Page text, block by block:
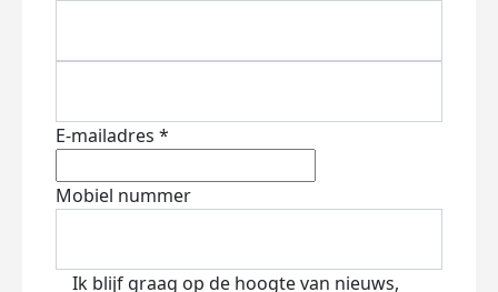
E-mailadres *
Mobiel nummer
Ik blijf graag op de hoogte van nieuws,